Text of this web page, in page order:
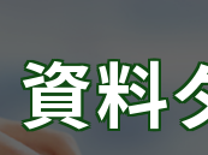
資料